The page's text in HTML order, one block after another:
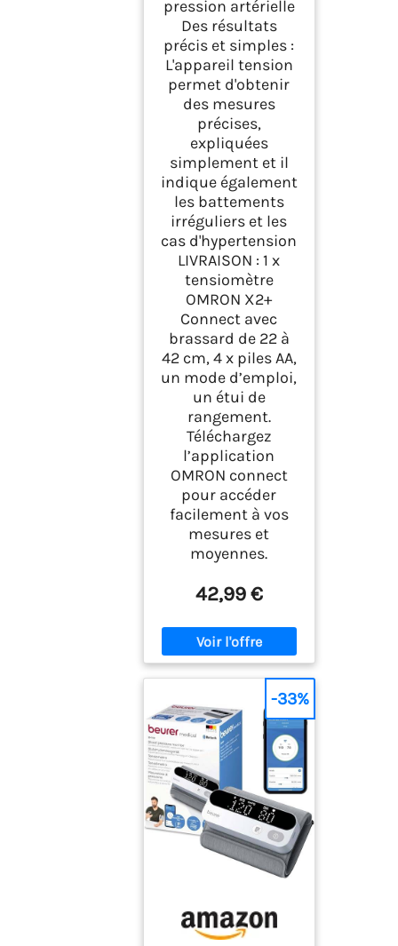
pression artérielle
Des résultats
précis et simples :
L'appareil tension
permet d'obtenir
des mesures
précises,
expliquées
simplement et il
indique également
les battements
irréguliers et les
cas d'hypertension
LIVRAISON : 1 x
tensiomètre
OMRON X2+
Connect avec
brassard de 22 à
42 cm, 4 x piles AA,
un mode d’emploi,
un étui de
rangement.
Téléchargez
l’application
OMRON connect
pour accéder
facilement à vos
mesures et
moyennes.
42,99 €
-33%